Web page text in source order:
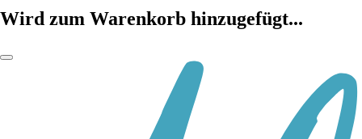
Wird zum Warenkorb hinzugefügt...